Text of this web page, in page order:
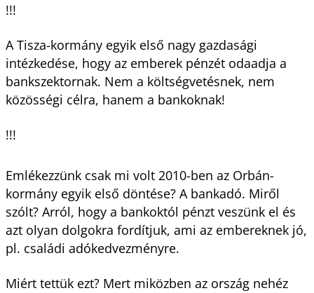
!!!
A Tisza-kormány egyik első nagy gazdasági
intézkedése, hogy az emberek pénzét odaadja a
bankszektornak. Nem a költségvetésnek, nem
közösségi célra, hanem a bankoknak!
!!!
Emlékezzünk csak mi volt 2010-ben az Orbán-
kormány egyik első döntése? A bankadó. Miről
szólt? Arról, hogy a bankoktól pénzt veszünk el és
azt olyan dolgokra fordítjuk, ami az embereknek jó,
pl. családi adókedvezményre.
Miért tettük ezt? Mert miközben az ország nehéz